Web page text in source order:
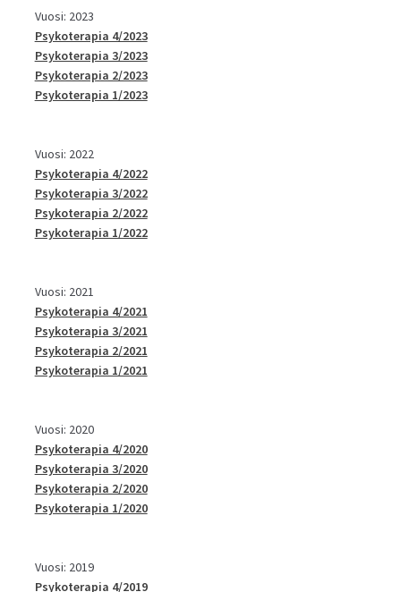
Vuosi: 2023
Psykoterapia 4/2023
Psykoterapia 3/2023
Psykoterapia 2/2023
Psykoterapia 1/2023
Vuosi: 2022
Psykoterapia 4/2022
Psykoterapia 3/2022
Psykoterapia 2/2022
Psykoterapia 1/2022
Vuosi: 2021
Psykoterapia 4/2021
Psykoterapia 3/2021
Psykoterapia 2/2021
Psykoterapia 1/2021
Vuosi: 2020
Psykoterapia 4/2020
Psykoterapia 3/2020
Psykoterapia 2/2020
Psykoterapia 1/2020
Vuosi: 2019
Psykoterapia 4/2019